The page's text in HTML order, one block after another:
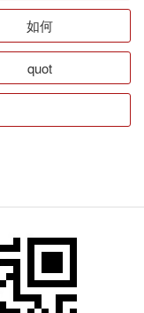
如何
quot